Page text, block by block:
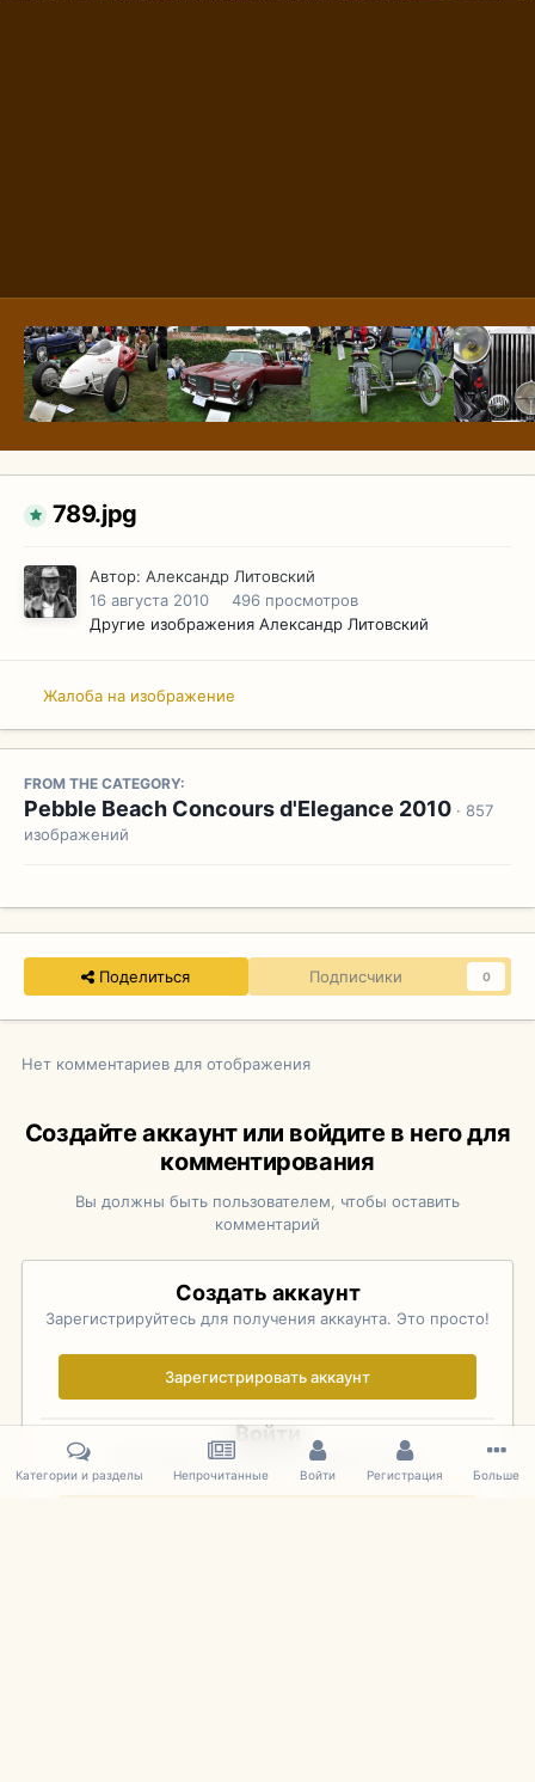
789.jpg
Автор: Александр Литовский
16 августа 2010
496 просмотров
Другие изображения Александр Литовский
Жалоба на изображение
FROM THE CATEGORY:
Pebble Beach Concours d'Elegance 2010 · 857
изображений
Поделиться Подписчики 0
Нет комментариев для отображения
Создайте аккаунт или войдите в него для
комментирования
Вы должны быть пользователем, чтобы оставить
комментарий
Создать аккаунт
Зарегистрируйтесь для получения аккаунта. Это просто!
Зарегистрировать аккаунт
Войти
Уже зарегистрированы? Войдите здесь.
Категории и разделы Непрочитанные Войти Регистрация Больше